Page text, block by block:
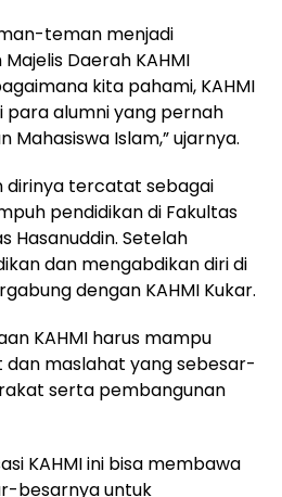
teman menjadi
Daerah KAHMI
kita pahami, KAHMI
para alumni yang pernah
Mahasiswa Islam,” ujarnya.
dirinya tercatat sebagai
pendidikan di Fakultas
Hasanuddin. Setelah
dan mengabdikan diri di
dengan KAHMI Kukar.
KAHMI harus mampu
maslahat yang sebesar-
serta pembangunan
KAHMI ini bisa membawa
besarnya untuk